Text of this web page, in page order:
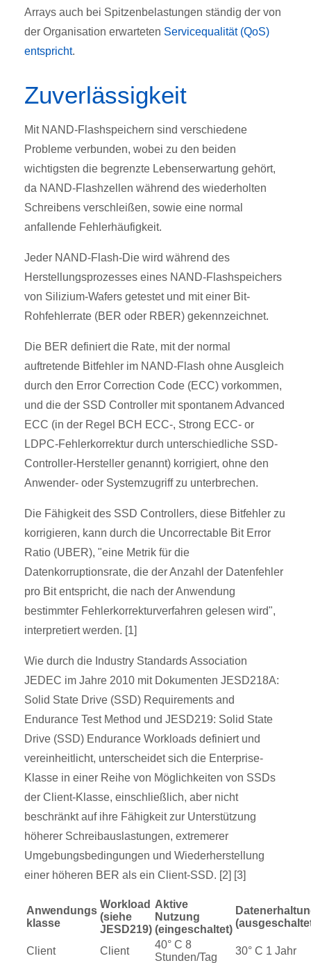
Arrays auch bei Spitzenbelastungen ständig der von
der Organisation erwarteten Servicequalität (QoS)
entspricht.
Zuverlässigkeit
Mit NAND-Flashspeichern sind verschiedene
Probleme verbunden, wobei zu den beiden
wichtigsten die begrenzte Lebenserwartung gehört,
da NAND-Flashzellen während des wiederholten
Schreibens verschleißen, sowie eine normal
anfallende Fehlerhäufigkeit.
Jeder NAND-Flash-Die wird während des
Herstellungsprozesses eines NAND-Flashspeichers
von Silizium-Wafers getestet und mit einer Bit-
Rohfehlerrate (BER oder RBER) gekennzeichnet.
Die BER definiert die Rate, mit der normal
auftretende Bitfehler im NAND-Flash ohne Ausgleich
durch den Error Correction Code (ECC) vorkommen,
und die der SSD Controller mit spontanem Advanced
ECC (in der Regel BCH ECC-, Strong ECC- or
LDPC-Fehlerkorrektur durch unterschiedliche SSD-
Controller-Hersteller genannt) korrigiert, ohne den
Anwender- oder Systemzugriff zu unterbrechen.
Die Fähigkeit des SSD Controllers, diese Bitfehler zu
korrigieren, kann durch die Uncorrectable Bit Error
Ratio (UBER), "eine Metrik für die
Datenkorruptionsrate, die der Anzahl der Datenfehler
pro Bit entspricht, die nach der Anwendung
bestimmter Fehlerkorrekturverfahren gelesen wird",
interpretiert werden. [1]
Wie durch die Industry Standards Association
JEDEC im Jahre 2010 mit Dokumenten JESD218A:
Solid State Drive (SSD) Requirements and
Endurance Test Method und JESD219: Solid State
Drive (SSD) Endurance Workloads definiert und
vereinheitlicht, unterscheidet sich die Enterprise-
Klasse in einer Reihe von Möglichkeiten von SSDs
der Client-Klasse, einschließlich, aber nicht
beschränkt auf ihre Fähigkeit zur Unterstützung
höherer Schreibauslastungen, extremerer
Umgebungsbedingungen und Wiederherstellung
einer höheren BER als ein Client-SSD. [2] [3]
Anwendungs
klasse
Workload
(siehe
JESD219)
Aktive
Nutzung
(eingeschaltet)
Client Client
40° C 8
Stunden/Tag
30° C 1 Jahr